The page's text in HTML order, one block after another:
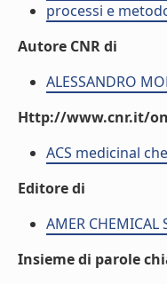
processi e
Autore CNR di
ALESSANDRO
Http://www.cnr.it/
ACS medicinal
Editore di
AMER CHEMICAL
Insieme di parole